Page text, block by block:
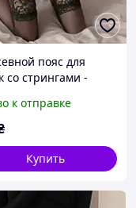
пояс для
со стрингами -
к отправке
Купить